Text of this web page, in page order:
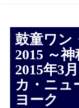
鼓童ワン
2015 ～
2015年3
カ・ニュ
ヨーク